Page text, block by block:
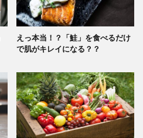
えっ本当！？「鮭」を食べるだけ
で肌がキレイになる？？